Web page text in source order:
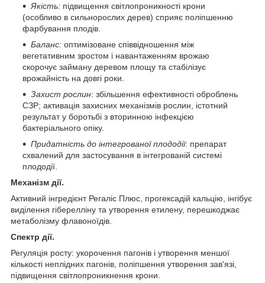
Якість: підвищення світлопроникності крони
(особливо в сильнорослих дерев) сприяє поліпшенню
фарбування плодів.
Баланс: оптимізоване співвідношення між
вегетативним зростом і навантаженням врожаю
скорочує займану деревом площу та стабілізує
врожайність на довгі роки.
Захист рослин: збільшення ефективності оброблень
СЗР; активація захисних механізмів рослин, істотний
результат у боротьбі з вторинною інфекцією
бактеріального опіку.
Придатність до інтегрованої плододії: препарат
схвалений для застосування в інтегрованій системі
плододії.
Механізм дії.
Активний інгредієнт Регаліс Плюс, прогексадій кальцію, інгібує
виділення гіберелліну та утворення етилену, перешкоджає
метаболізму флавоноїдів.
Спектр дії.
Регуляція росту: укорочення пагонів і утворення меншої
кількості неплідних пагонів, поліпшення утворення зав'язі,
підвищення світлопроникнення крони.